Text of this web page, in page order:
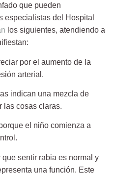
que pueden
especialistas del Hospital
los siguientes, atendiendo a
por el aumento de la
arterial.
indican una mezcla de
las cosas claras.
el niño comienza a
sentir rabia es normal y
una función. Este